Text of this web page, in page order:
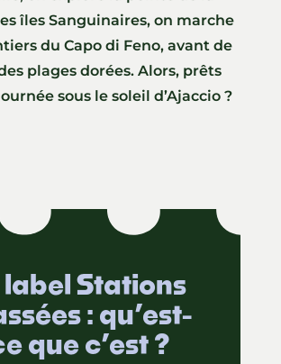
îles Sanguinaires, on marche
du Capo di Feno, avant de
plages dorées. Alors, prêts
sous le soleil d’Ajaccio ?
label Stations
: qu’est-
que c’est ?